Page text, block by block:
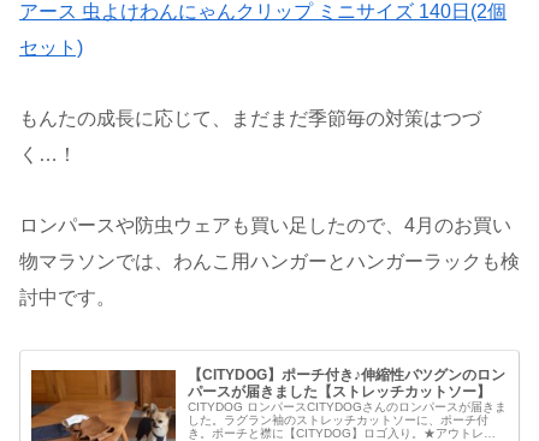
アース 虫よけわんにゃんクリップ ミニサイズ 140日(2個
セット)
もんたの成長に応じて、まだまだ季節毎の対策はつづ
く…！
ロンパースや防虫ウェアも買い足したので、4月のお買い
物マラソンでは、わんこ用ハンガーとハンガーラックも検
討中です。
【CITYDOG】ポーチ付き♪伸縮性バツグンのロン
パースが届きました【ストレッチカットソー】
CITYDOG ロンパースCITYDOGさんのロンパースが届きま
した。ラグラン袖のストレッチカットソーに、ポーチ付
き。ポーチと襟に【CITYDOG】ロゴ入り。★アウトレッ